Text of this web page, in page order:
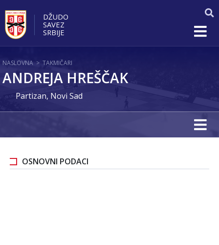
DŽUDO
SAVEZ
SRBIJE
NASLOVNA > TAKMIČARI
ANDREJA HREŠČAK
Partizan, Novi Sad
OSNOVNI PODACI